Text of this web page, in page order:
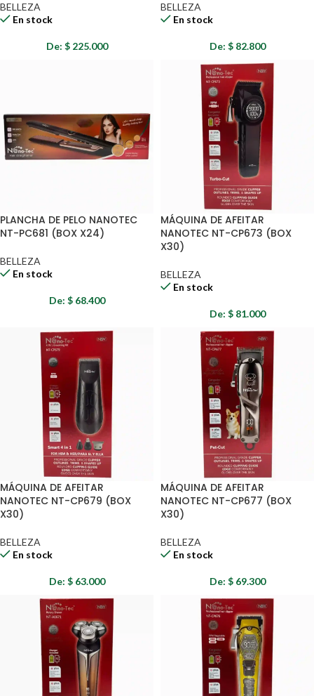
BELLEZA
En stock
De: $225.000
BELLEZA
En stock
De: $82.800
PLANCHA DE PELO NANOTEC
NT-PC681 (BOX X24)
BELLEZA
En stock
De: $68.400
MÁQUINA DE AFEITAR
NANOTEC NT-CP673 (BOX
X30)
BELLEZA
En stock
De: $81.000
MÁQUINA DE AFEITAR
NANOTEC NT-CP679 (BOX
X30)
BELLEZA
En stock
De: $63.000
MÁQUINA DE AFEITAR
NANOTEC NT-CP677 (BOX
X30)
BELLEZA
En stock
De: $69.300